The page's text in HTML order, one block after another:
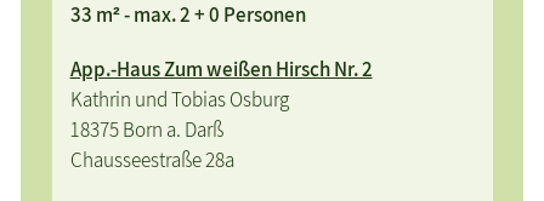
33 m² - max. 2 + 0 Personen
App.-Haus Zum weißen Hirsch Nr. 2
Kathrin und Tobias Osburg
18375 Born a. Darß
Chausseestraße 28a